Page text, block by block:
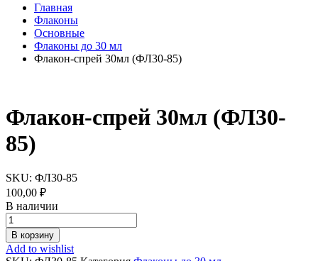
Главная
Флаконы
Основные
Флаконы до 30 мл
Флакон-спрей 30мл (ФЛ30-85)
Флакон-спрей 30мл (ФЛ30-
85)
SKU: ФЛ30-85
100,00 ₽
В наличии
Флакон-
спрей
30мл
(ФЛ30-
В корзину
Add to wishlist